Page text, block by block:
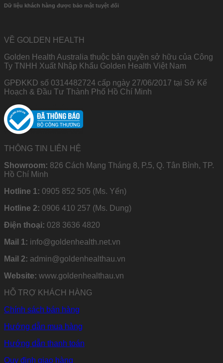
Dữ liệu khách hàng được bảo mật tuyệt đối
VỀ GOLDEN HEALTH
Golden Health Australia thuộc bản quyền sở hữu của Công
Ty TNHH Xuất Nhập Khẩu Golden Health Việt Nam
GPĐKKD số 0314482724 cấp ngày 27/06/2017 tại Sở Kế
Hoạch & Đầu Tư Thành Phố Hồ Chí Minh
THÔNG TIN LIÊN HỆ
Showroom: 826 Cách Mạng Tháng 8, P.5, Q. Tân Bình, TP.
Hồ Chí Minh
Hotline 1: 0905 852 505 (Ms. Yến)
Hotline 2: 0906 410 257 (Ms. Dung)
Điện thoại: 028 3636 4820
Mail 1: info@goldenhealth.net.vn
Mail 2: admin@goldenhealthau.vn
Website: www.goldenhealthau.vn
HỖ TRỢ KHÁCH HÀNG
Chính sách bán hàng
Hướng dẫn mua hàng
Hướng dẫn thanh toán
Quy định giao hàng